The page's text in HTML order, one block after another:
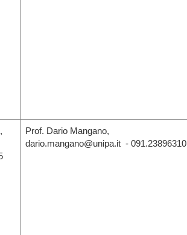
Prof. Dario Mangano,
dario.mangano@unipa.it - 091.23896310